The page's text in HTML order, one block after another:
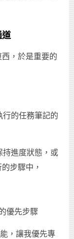
道
，於是重要的
行的任務筆記的
持進度狀態，或
步驟中，
優先步驟
，讓我優先專